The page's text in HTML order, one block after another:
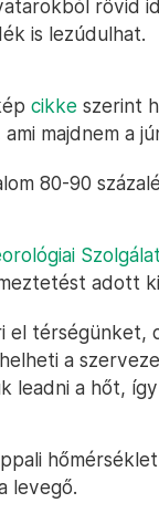
rövid
is lezúdulhat.
cikke szerint
majdnem a
80-90
Szolgálat
adott
el térségünket,
a
leadni a hőt,
levegő.